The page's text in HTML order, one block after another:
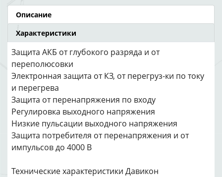
Описание
Характеристики
Защита АКБ от глубокого разряда и от
переполюсовки
Электронная защита от КЗ, от перегруз-ки по току
и перегрева
Защита от перенапряжения по входу
Регулировка выходного напряжения
Низкие пульсации выходного напряжения
Защита потребителя от перенапряжения и от
импульсов до 4000 В
Технические характеристики Давикон